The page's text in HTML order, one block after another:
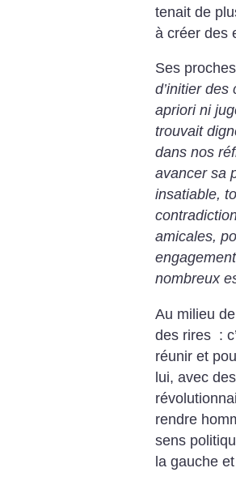
tenait de
à créer des
Ses
d’initier
apriori ni
trouvait
dans nos
avancer sa
insatiable,
amicales,
nombreux
Au milieu
des rires :
réunir et
lui, avec
rendre
sens
la gauche